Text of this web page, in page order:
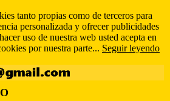
tanto propias como de terceros para
personalizada y ofrecer publicidades
uso de nuestra web usted acepta en
por nuestra parte... Seguir leyendo